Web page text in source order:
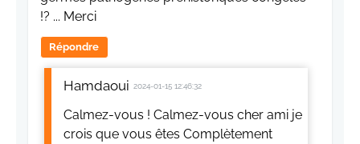
!? ... Merci
Répondre
Hamdaoui 2024-01-15 12:46:32
Calmez-vous ! Calmez-vous cher ami je
crois que vous êtes Complètement